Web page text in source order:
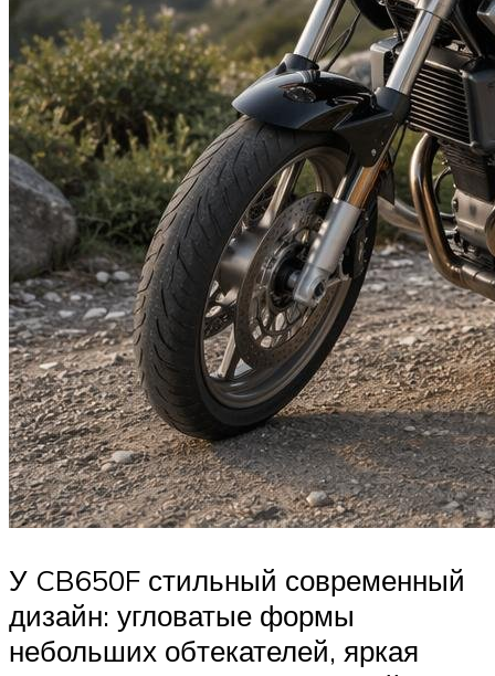
У CB650F стильный современный
дизайн: угловатые формы
небольших обтекателей, яркая